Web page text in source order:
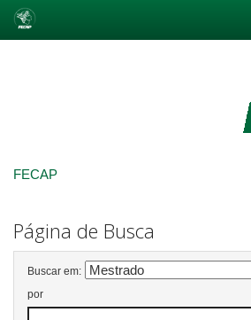
FECAP
Página de Busca
Buscar em:
por